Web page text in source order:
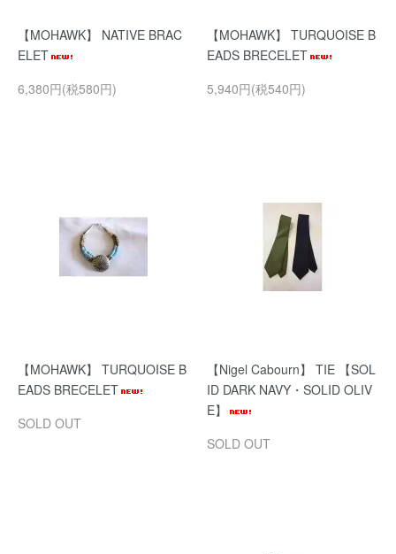
【MOHAWK】 NATIVE BRAC
ELET
6,380円(税580円)
【MOHAWK】 TURQUOISE B
EADS BRECELET
5,940円(税540円)
【MOHAWK】 TURQUOISE B
EADS BRECELET
SOLD OUT
【Nigel Cabourn】 TIE 【SOL
ID DARK NAVY・SOLID OLIV
E】
SOLD OUT